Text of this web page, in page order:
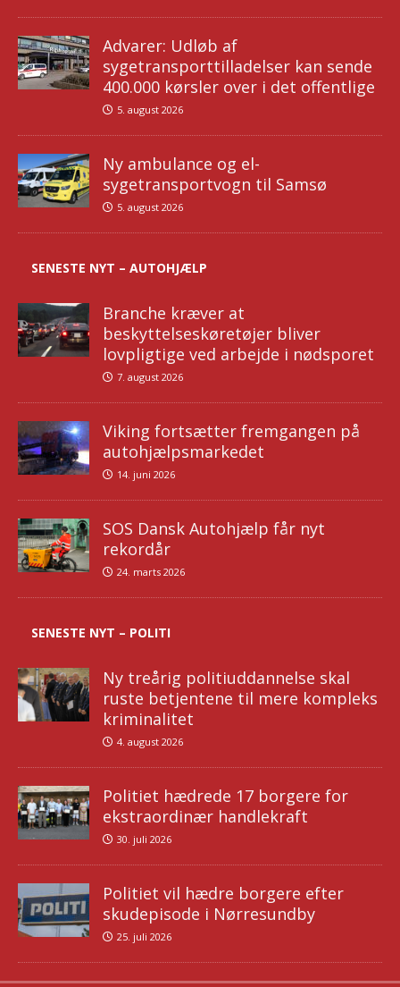
Advarer: Udløb af
sygetransporttilladelser kan sende
400.000 kørsler over i det offentlige
5. august 2026
Ny ambulance og el-
sygetransportvogn til Samsø
5. august 2026
SENESTE NYT – AUTOHJÆLP
Branche kræver at
beskyttelseskøretøjer bliver
lovpligtige ved arbejde i nødsporet
7. august 2026
Viking fortsætter fremgangen på
autohjælpsmarkedet
14. juni 2026
SOS Dansk Autohjælp får nyt
rekordår
24. marts 2026
SENESTE NYT – POLITI
Ny treårig politiuddannelse skal
ruste betjentene til mere kompleks
kriminalitet
4. august 2026
Politiet hædrede 17 borgere for
ekstraordinær handlekraft
30. juli 2026
Politiet vil hædre borgere efter
skudepisode i Nørresundby
25. juli 2026